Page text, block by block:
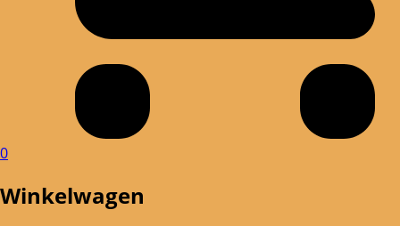
0
Winkelwagen